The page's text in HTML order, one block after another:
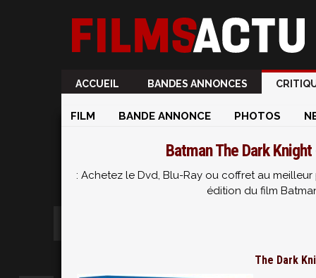
ACCUEIL BANDES ANNONCES
FILM BANDE ANNONCE PHOTOS
Batman The Dark
: Achetez le Dvd, Blu-Ray ou coffret au
édition du film
The Dark